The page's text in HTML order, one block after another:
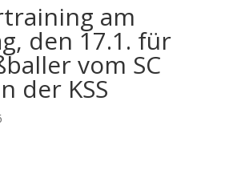
am
den 17.1. für
vom SC
der KSS